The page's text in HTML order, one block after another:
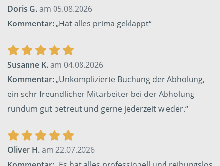
Doris G.am 05.08.2026
Kommentar:„Hat alles prima geklappt“
Susanne K.am 04.08.2026
Kommentar:„Unkomplizierte Buchung der Abholung,
ein sehr freundlicher Mitarbeiter bei der Abholung -
rundum gut betreut und gerne jederzeit wieder.“
Oliver H.am 22.07.2026